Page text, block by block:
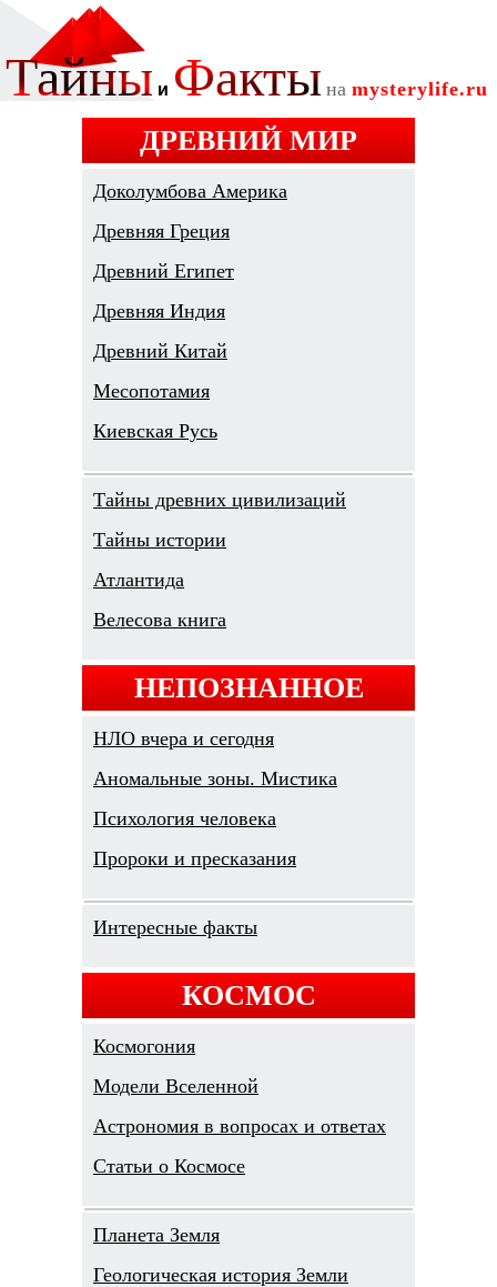
ДРЕВНИЙ МИР
Доколумбова Америка
Древняя Греция
Древний Египет
Древняя Индия
Древний Китай
Месопотамия
Киевская Русь
Тайны древних цивилизаций
Тайны истории
Атлантида
Велесова книга
НЕПОЗНАННОЕ
НЛО вчера и сегодня
Аномальные зоны. Мистика
Психология человека
Пророки и пресказания
Интересные факты
КОСМОС
Космогония
Модели Вселенной
Астрономия в вопросах и ответах
Cтатьи о Космосе
Планета Земля
Геологическая история Земли